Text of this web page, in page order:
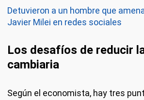
Detuvieron a un hombre que
Javier Milei en redes sociales
Los desafíos de reducir
cambiaria
Según el economista, hay tres